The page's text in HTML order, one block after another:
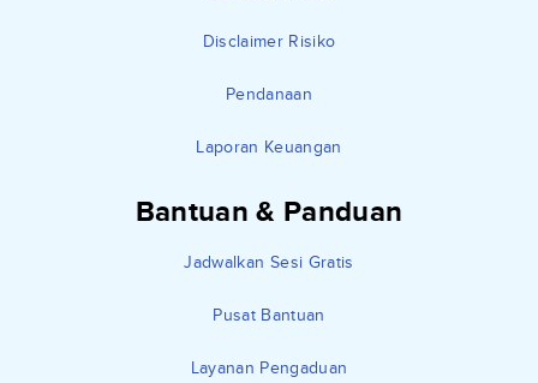
Disclaimer Risiko
Pendanaan
Laporan Keuangan
Bantuan & Panduan
Jadwalkan Sesi Gratis
Pusat Bantuan
Layanan Pengaduan